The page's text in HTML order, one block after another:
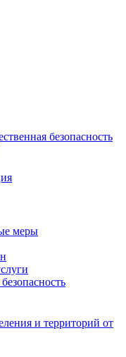
безопасность
меры
и территорий от